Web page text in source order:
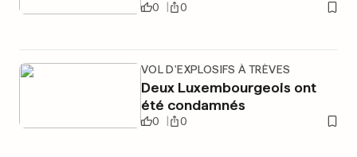
0 0
VOL D'EXPLOSIFS À TRÈVES
Deux Luxembourgeois ont
été condamnés
0 0